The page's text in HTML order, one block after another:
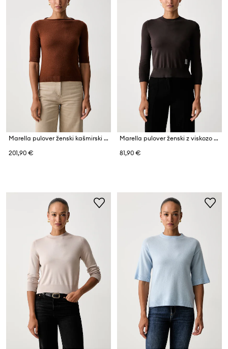
Marella pulover ženski kašmirski MLLCALLE
201,90 €
Marella pulover ženski z viskozo Emme by Marella
81,90 €